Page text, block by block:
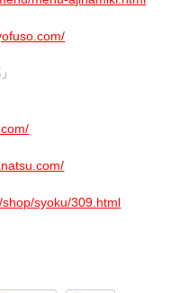
」
syoku/309.html